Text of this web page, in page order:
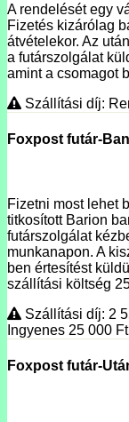
A rendelését egy
Fizetés kizárólag
átvételekor. Az
a futárszolgálat
amint a csomagot
Szállítási díj:
Foxpost futár-
Fizetni most lehet
titkosított Barion
futárszolgálat
munkanapon. A
ben értesítést
szállítási költség
Szállítási díj: 2
Ingyenes 25 000 Ft
Foxpost futár-